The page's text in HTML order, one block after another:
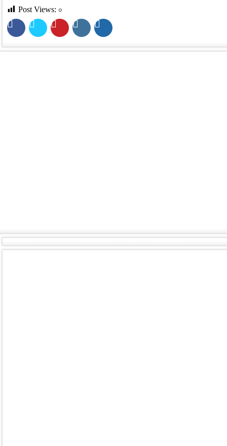
Post Views: ০